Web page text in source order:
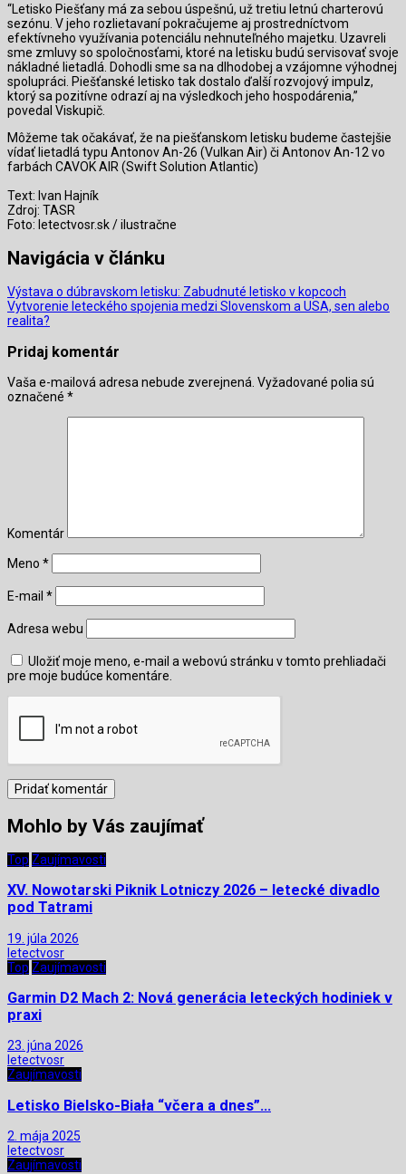
“Letisko Piešťany má za sebou úspešnú, už tretiu letnú charterovú
sezónu. V jeho rozlietavaní pokračujeme aj prostredníctvom
efektívneho využívania potenciálu nehnuteľného majetku. Uzavreli
sme zmluvy so spoločnosťami, ktoré na letisku budú servisovať svoje
nákladné lietadlá. Dohodli sme sa na dlhodobej a vzájomne výhodnej
spolupráci. Piešťanské letisko tak dostalo ďalší rozvojový impulz,
ktorý sa pozitívne odrazí aj na výsledkoch jeho hospodárenia,”
povedal Viskupič.
Môžeme tak očakávať, že na piešťanskom letisku budeme častejšie
vídať lietadlá typu Antonov An-26 (Vulkan Air) či Antonov An-12 vo
farbách CAVOK AIR (Swift Solution Atlantic)
Text: Ivan Hajník
Zdroj: TASR
Foto: letectvosr.sk / ilustračne
Navigácia v článku
Výstava o dúbravskom letisku: Zabudnuté letisko v kopcoch
Vytvorenie leteckého spojenia medzi Slovenskom a USA, sen alebo
realita?
Pridaj komentár
Vaša e-mailová adresa nebude zverejnená. Vyžadované polia sú
označené *
Komentár
Meno *
E-mail *
Adresa webu
Uložiť moje meno, e-mail a webovú stránku v tomto prehliadači
pre moje budúce komentáre.
Mohlo by Vás zaujímať
Top Zaujímavosti
XV. Nowotarski Piknik Lotniczy 2026 – letecké divadlo
pod Tatrami
19. júla 2026
letectvosr
Top Zaujímavosti
Garmin D2 Mach 2: Nová generácia leteckých hodiniek v
praxi
23. júna 2026
letectvosr
Zaujímavosti
Letisko Bielsko-Biała “včera a dnes”…
2. mája 2025
letectvosr
Zaujímavosti